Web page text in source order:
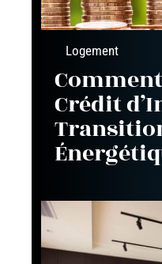
Logement
Crédit